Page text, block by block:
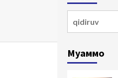
Муаммо